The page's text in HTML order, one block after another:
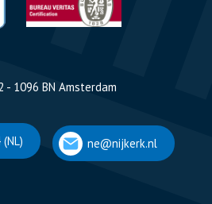
1096 BN Amsterdam
ne@nijkerk.nl